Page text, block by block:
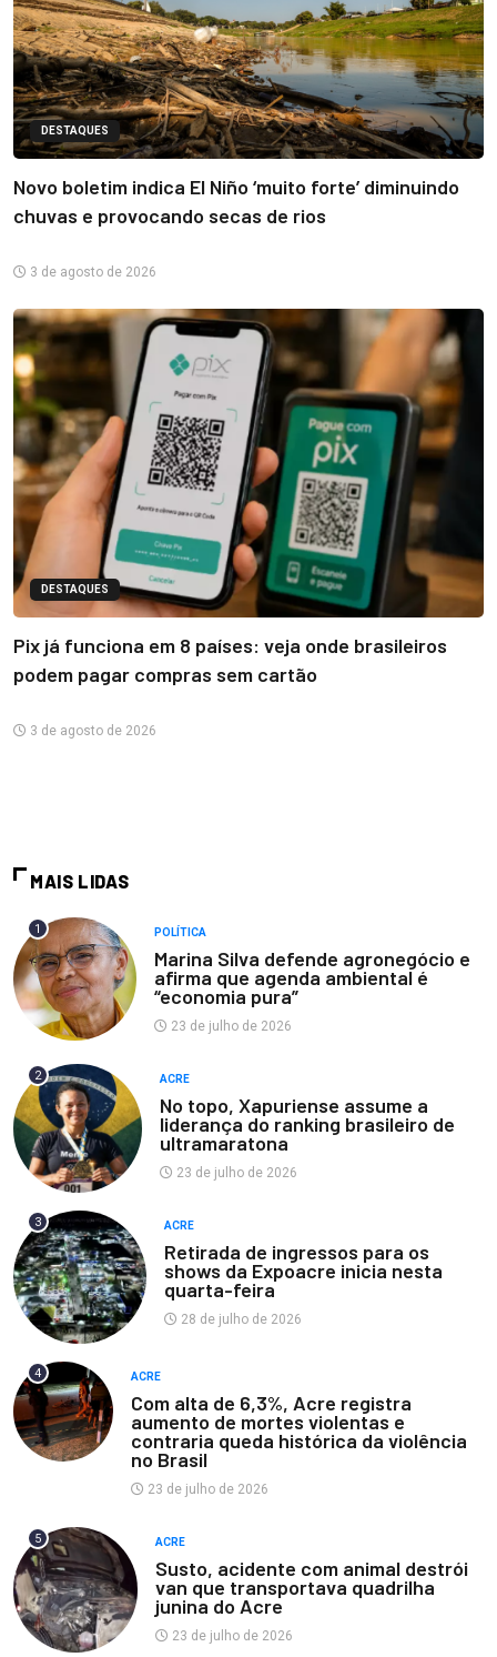
DESTAQUES
Novo boletim indica El Niño ‘muito forte’ diminuindo
chuvas e provocando secas de rios
3 de agosto de 2026
DESTAQUES
Pix já funciona em 8 países: veja onde brasileiros
podem pagar compras sem cartão
3 de agosto de 2026
MAIS LIDAS
1 POLÍTICA
Marina Silva defende agronegócio e
afirma que agenda ambiental é
“economia pura”
23 de julho de 2026
2 ACRE
No topo, Xapuriense assume a
liderança do ranking brasileiro de
ultramaratona
23 de julho de 2026
3 ACRE
Retirada de ingressos para os
shows da Expoacre inicia nesta
quarta-feira
28 de julho de 2026
4 ACRE
Com alta de 6,3%, Acre registra
aumento de mortes violentas e
contraria queda histórica da violência
no Brasil
23 de julho de 2026
5 ACRE
Susto, acidente com animal destrói
van que transportava quadrilha
junina do Acre
23 de julho de 2026